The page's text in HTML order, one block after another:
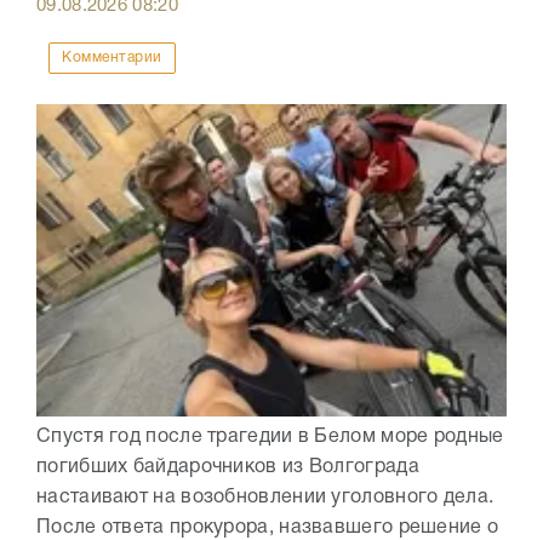
09.08.202608:20
Комментарии
Спустя год после трагедии в Белом море родные
погибших байдарочников из Волгограда
настаивают на возобновлении уголовного дела.
После ответа прокурора, назвавшего решение о